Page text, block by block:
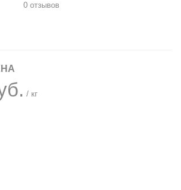
0 отзывов
/ кг